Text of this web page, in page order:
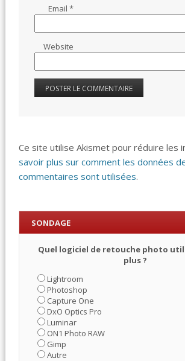
Email*
Website
Ce site utilise Akismet pour réduire les
savoir plus sur comment les données
commentaires sont utilisées.
SONDAGE
Quel logiciel de retouche photo
plus ?
Lightroom
Photoshop
Capture One
DxO Optics Pro
Luminar
ON1 Photo RAW
Gimp
Autre